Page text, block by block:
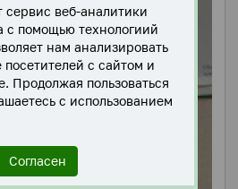
сервис веб-аналитики
с помощью технологиий
нам анализировать
посетителей с сайтом и
Продолжая пользоваться
с использованием
Согласен